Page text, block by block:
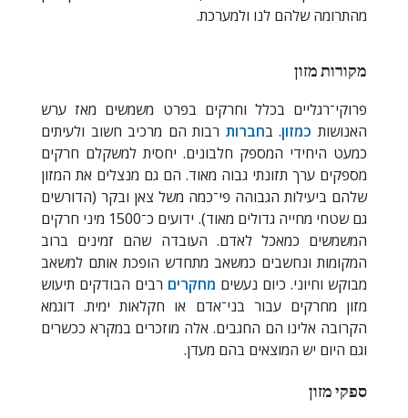
מהתרומה שלהם לנו ולמערכת.
מקורות מזון
פרוקי־רגליים בכלל וחרקים בפרט משמשים מאז ערש
האנושות כמזון. בחברות רבות הם מרכיב חשוב ולעיתים
כמעט היחידי המספק חלבונים. יחסית למשקלם חרקים
מספקים ערך תזונתי גבוה מאוד. הם גם מנצלים את המזון
שלהם ביעילות הגבוהה פי־כמה משל צאן ובקר (הדורשים
גם שטחי מחייה גדולים מאוד). ידועים כ־1500 מיני חרקים
המשמשים כמאכל לאדם. העובדה שהם זמינים ברוב
המקומות ונחשבים כמשאב מתחדש הופכת אותם למשאב
מבוקש וחיוני. כיום נעשים מחקרים רבים הבודקים תיעוש
מזון מחרקים עבור בני־אדם או חקלאות ימית. דוגמא
הקרובה אלינו הם החגבים. אלה מוזכרים במקרא ככשרים
וגם היום יש המוצאים בהם מעדן.
ספקי מזון